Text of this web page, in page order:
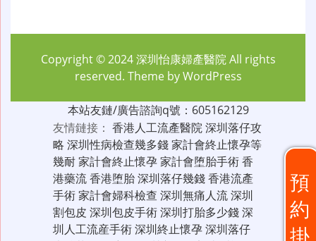
預
約
掛
Copyright © 2024深圳怡康婦產醫院All rights
reserved. Theme byWordPress
本站友鏈/廣告諮詢q號：605162129
友情鏈接： 香港人工流產醫院深圳落仔攻
略 深圳性病檢查幾多錢家計會終止懷孕等
幾耐家計會終止懷孕家計會堕胎手術香
港藥流香港堕胎深圳落仔幾錢香港流產
手術家計會婦科檢查 深圳無痛人流深圳
割包皮 深圳包皮手術深圳打胎多少錢深
圳人工流産手術深圳終止懷孕深圳落仔